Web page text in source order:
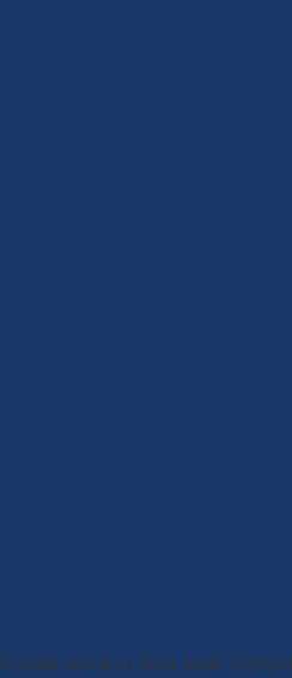
Desde nuestro sitio web,